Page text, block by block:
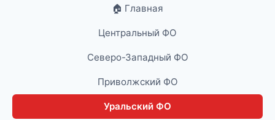
🏠 Главная
Центральный ФО
Северо-Западный ФО
Приволжский ФО
Уральский ФО